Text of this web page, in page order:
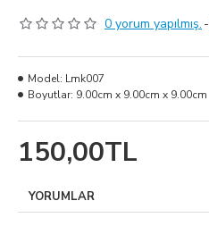
0 yorum yapılmış. -
150,00TL
Model: Lmk007
Boyutlar: 9.00cm x 9.00cm x 9.00cm
YORUMLAR